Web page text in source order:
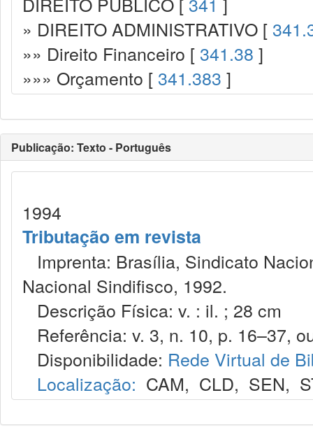
» DIREITO ADMINISTRATIVO [
»» Direito Financeiro [ 341.38 ]
»»» Orçamento [ 341.383 ]
Publicação: Texto - Português
1994
Tributação em revista
Imprenta: Brasília, Sindicato
Nacional Sindifisco, 1992.
Descrição Física: v. : il. ; 28 cm
Referência: v. 3, n. 10, p. 16–37,
Disponibilidade: Rede Virtual de
Localização: CAM, CLD, SEN,